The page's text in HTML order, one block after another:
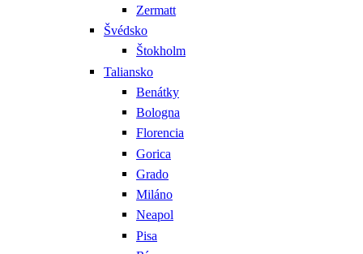
Zermatt
Švédsko
Štokholm
Taliansko
Benátky
Bologna
Florencia
Gorica
Grado
Miláno
Neapol
Pisa